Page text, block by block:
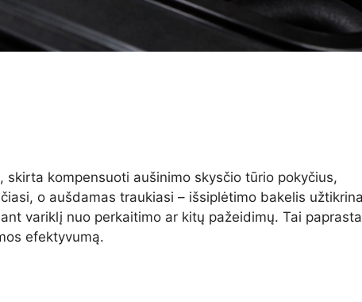
kompensuoti aušinimo skysčio tūrio pokyčius,
o aušdamas traukiasi – išsiplėtimo bakelis
variklį nuo perkaitimo ar kitų pažeidimų. Tai
efektyvumą.